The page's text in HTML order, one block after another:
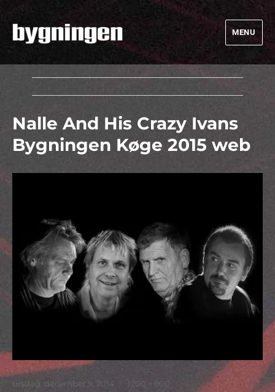
Bygningen
MENU
Nalle And His Crazy Ivans
Bygningen Køge 2015 web
Udgivet
tirsdag, december 9, 2014
Faktisk
1200 × 900